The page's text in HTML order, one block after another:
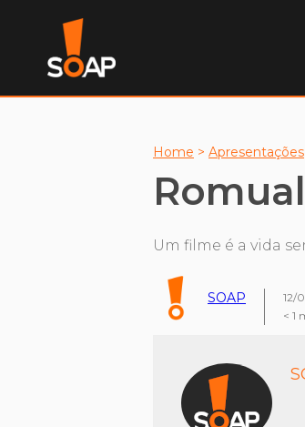
Home > Apresentações
Um filme é a vida
SOAP
12/
< 1